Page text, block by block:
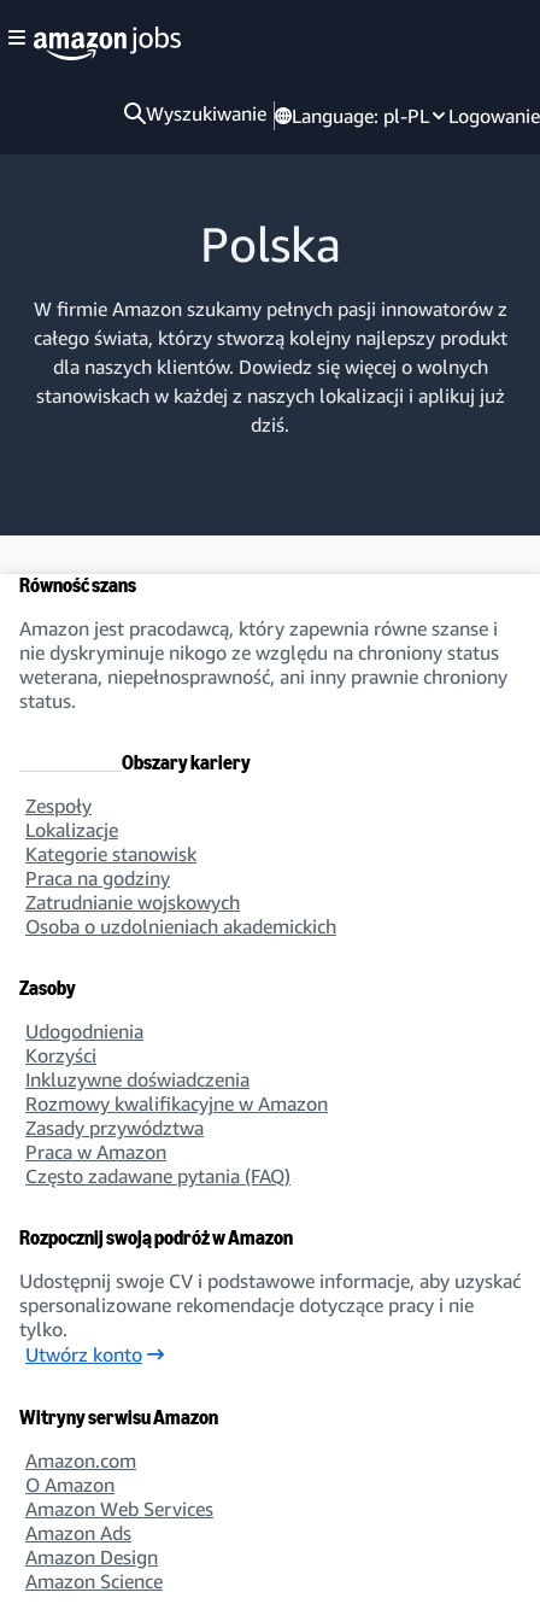
Wyszukiwanie Language: pl-PL Logowanie
Polska
W firmie Amazon szukamy pełnych pasji innowatorów z
całego świata, którzy stworzą kolejny najlepszy produkt
dla naszych klientów. Dowiedz się więcej o wolnych
stanowiskach w każdej z naszych lokalizacji i aplikuj już
dziś.
Równość szans
Amazon jest pracodawcą, który zapewnia równe szanse i
nie dyskryminuje nikogo ze względu na chroniony status
weterana, niepełnosprawność, ani inny prawnie chroniony
status.
Obszary kariery
Zespoły
Lokalizacje
Kategorie stanowisk
Praca na godziny
Zatrudnianie wojskowych
Osoba o uzdolnieniach akademickich
Zasoby
Udogodnienia
Korzyści
Inkluzywne doświadczenia
Rozmowy kwalifikacyjne w Amazon
Zasady przywództwa
Praca w Amazon
Często zadawane pytania (FAQ)
Rozpocznij swoją podróż w Amazon
Udostępnij swoje CV i podstawowe informacje, aby uzyskać
spersonalizowane rekomendacje dotyczące pracy i nie
tylko.
Utwórz konto
Witryny serwisu Amazon
Amazon.com
O Amazon
Amazon Web Services
Amazon Ads
Amazon Design
Amazon Science